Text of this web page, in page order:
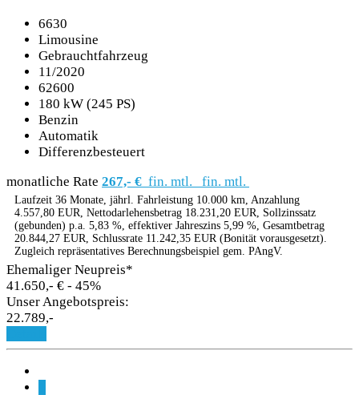
6630
Limousine
Gebrauchtfahrzeug
11/2020
62600
180 kW (245 PS)
Benzin
Automatik
Differenzbesteuert
monatliche Rate 267,- € fin. mtl. fin. mtl.
Laufzeit 36 Monate, jährl. Fahrleistung 10.000 km, Anzahlung
4.557,80 EUR, Nettodarlehensbetrag 18.231,20 EUR, Sollzinssatz
(gebunden) p.a. 5,83 %, effektiver Jahreszins 5,99 %, Gesamtbetrag
20.844,27 EUR, Schlussrate 11.242,35 EUR (Bonität vorausgesetzt).
Zugleich repräsentatives Berechnungsbeispiel gem. PAngV.
Ehemaliger Neupreis*
41.650,- € - 45%
Unser Angebotspreis:
22.789,-